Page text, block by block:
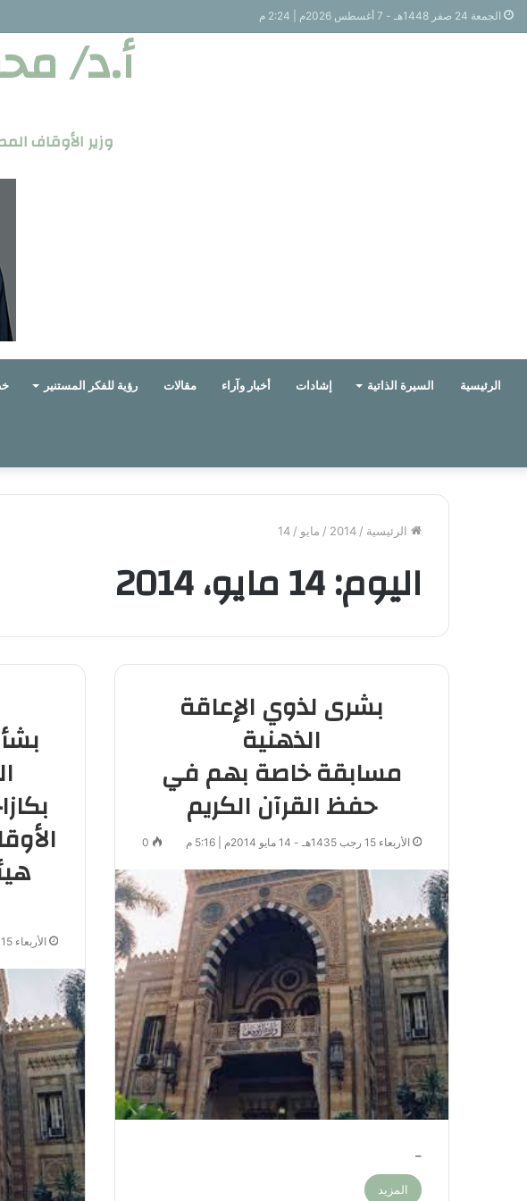
الجمعة 24 صفر 1448هـ - 7 أغسطس 2026م | 2:24 م
أ.د/
وزير الأوقاف
الرئيسية السيرة الذاتية إشادات أخبار وآراء مقالات رؤية للفكر المستنير
الرئيسية /
2014
/ مايو /
14
اليوم:14 مايو، 2014
بشرى لذوي الإعاقة
الذهنية
مسابقة خاصة بهم في
حفظ القرآن الكريم
الأربعاء 15 رجب 1435هـ - 14 مايو 2014م | 5:16 م 0
–
المزيد
الأربعاء 15 رجب 1435هـ - 14 مايو 2014م | 3:01 م